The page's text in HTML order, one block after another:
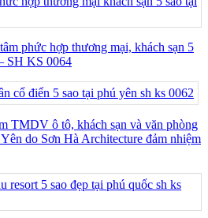
phức hợp thương mại, khách sạn 5
SH KS 0064
TMDV ô tô, khách sạn và văn phòng
do Sơn Hà Architecture đảm nhiệm